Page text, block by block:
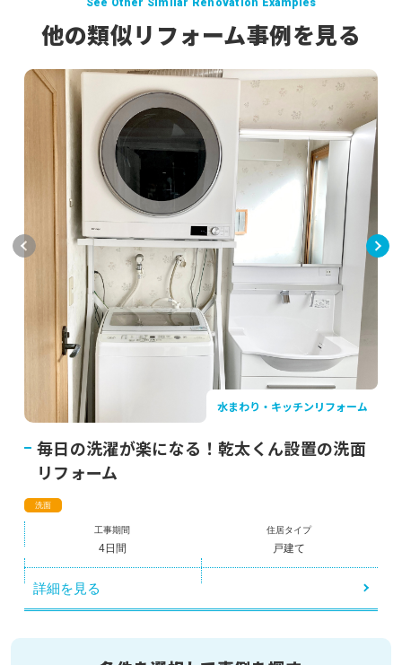
他の類似リフォーム事例を見る
水まわり・キッチンリフォーム
毎日の洗濯が楽になる！乾太くん設置の洗面
リフォーム
洗面
工事期間
4日間
住居タイプ
戸建て
詳細を見る